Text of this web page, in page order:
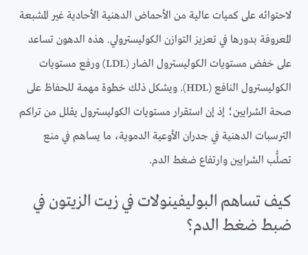
لاحتوائه على كميات عالية من الأحماض الدهنية الأحادية غير المشبعة
المعروفة بدورها في تعزيز التوازن الكوليسترولي. هذه الدهون تساعد
على خفض مستويات الكوليسترول الضار (LDL) ورفع مستويات
الكوليسترول النافع (HDL). ويشكل ذلك خطوة مهمة للحفاظ على
صحة الشرايين؛ إذ إن استقرار مستويات الكوليسترول يقلل من تراكم
الترسبات الدهنية في جدران الأوعية الدموية، ما يساهم في منع
تصلُّب الشرايين وارتفاع ضغط الدم.
كيف تساهم البوليفينولات في زيت الزيتون في
ضبط ضغط الدم؟